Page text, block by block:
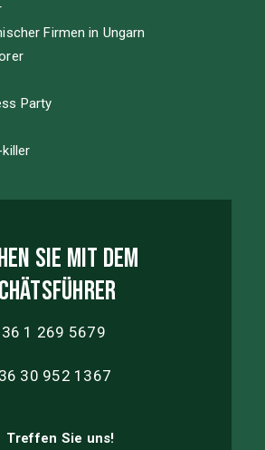
Firmen in Ungarn
Party
Sie mit dem
1 269 5679
30 952 1367
Treffen Sie uns!